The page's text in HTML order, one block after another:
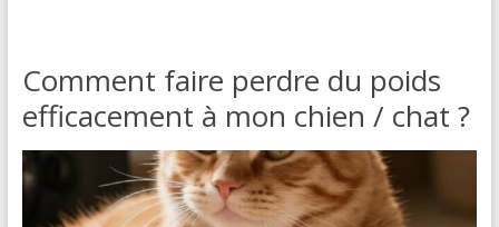
Comment faire perdre du poids
efficacement à mon chien / chat ?